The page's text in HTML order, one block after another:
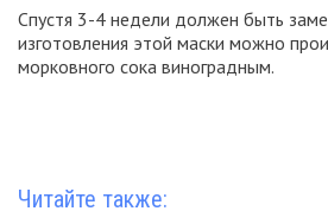
Спустя 3-4 недели должен быть
изготовления этой маски можно
морковного сока виноградным.
Читайте также: